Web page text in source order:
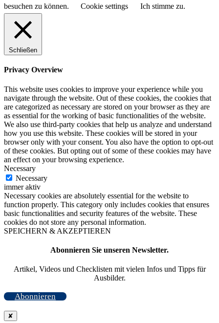
besuchen zu können.
Cookie settings Ich stimme zu.
Schließen
Privacy Overview
This website uses cookies to improve your experience while you
navigate through the website. Out of these cookies, the cookies that
are categorized as necessary are stored on your browser as they are
as essential for the working of basic functionalities of the website.
We also use third-party cookies that help us analyze and understand
how you use this website. These cookies will be stored in your
browser only with your consent. You also have the option to opt-out
of these cookies. But opting out of some of these cookies may have
an effect on your browsing experience.
Necessary
Necessary
immer aktiv
Necessary cookies are absolutely essential for the website to
function properly. This category only includes cookies that ensures
basic functionalities and security features of the website. These
cookies do not store any personal information.
SPEICHERN & AKZEPTIEREN
Abonnieren Sie unseren Newsletter.
Artikel, Videos und Checklisten mit vielen Infos und Tipps für
Ausbilder.
Abonnieren
✘